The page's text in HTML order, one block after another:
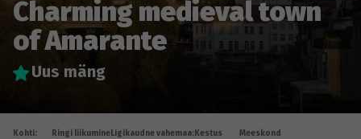
Charming medieval town
of Amarante
Uus mäng
Kohti: Ringi liikumine Ligikaudne vahemaa: Kestus Meeskond